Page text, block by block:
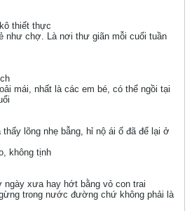
thiết thực
như chợ. Là nơi thư giãn mỗi cuối tuần
mái, nhất là các em bé, có thể ngồi tại
lõng nhẹ bẫng, hỉ nộ ái ố đã để lại ở
không tịnh
ngày xưa hay hớt bằng vỏ con trai
trong nước đường chứ không phải là